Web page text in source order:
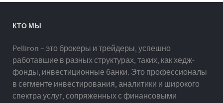
КТО МЫ
Pelliron – это брокеры и трейдеры, успешно
работавшие в разных структурах, таких, как хедж-
фонды, инвестиционные банки. Это профессионалы
в сегменте инвестирования, аналитики и широкого
спектра услуг, сопряженных с финансовыми